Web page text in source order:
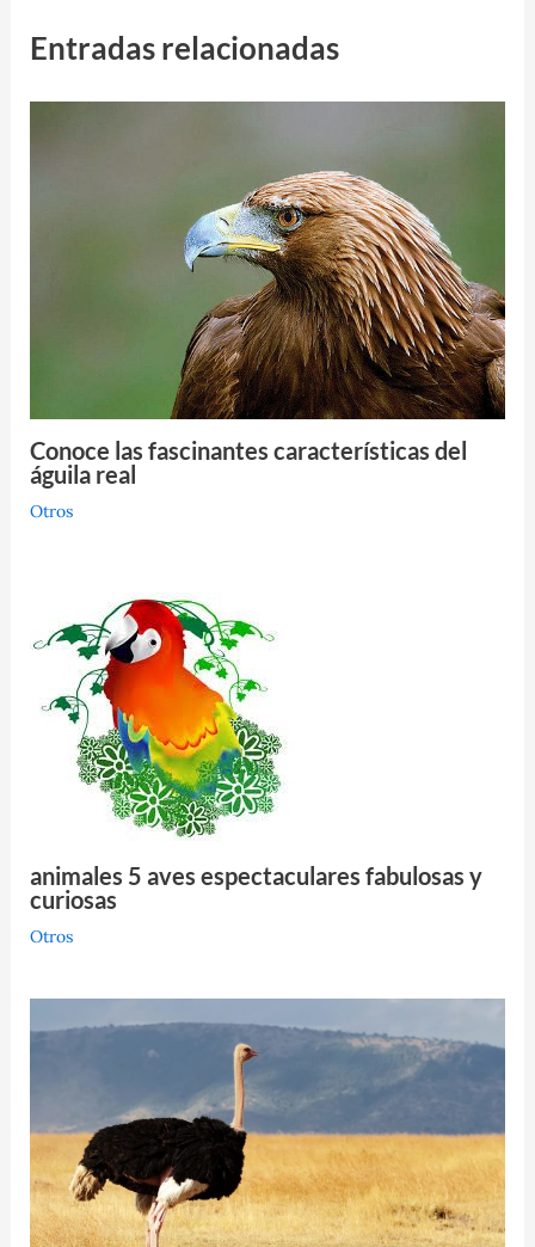
Entradas relacionadas
Conoce las fascinantes características del
águila real
Otros
animales 5 aves espectaculares fabulosas y
curiosas
Otros